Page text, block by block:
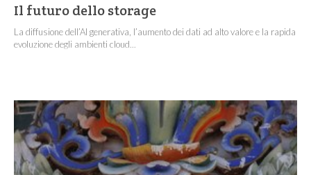
Il futuro dello storage
La diffusione dell’AI generativa, l’aumento dei dati ad alto valore e la rapida
evoluzione degli ambienti cloud...